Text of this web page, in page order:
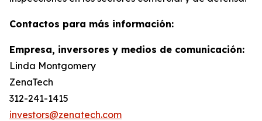
Contactos para más información:
Empresa, inversores y medios de comunicación:
Linda Montgomery
ZenaTech
312-241-1415
investors@zenatech.com